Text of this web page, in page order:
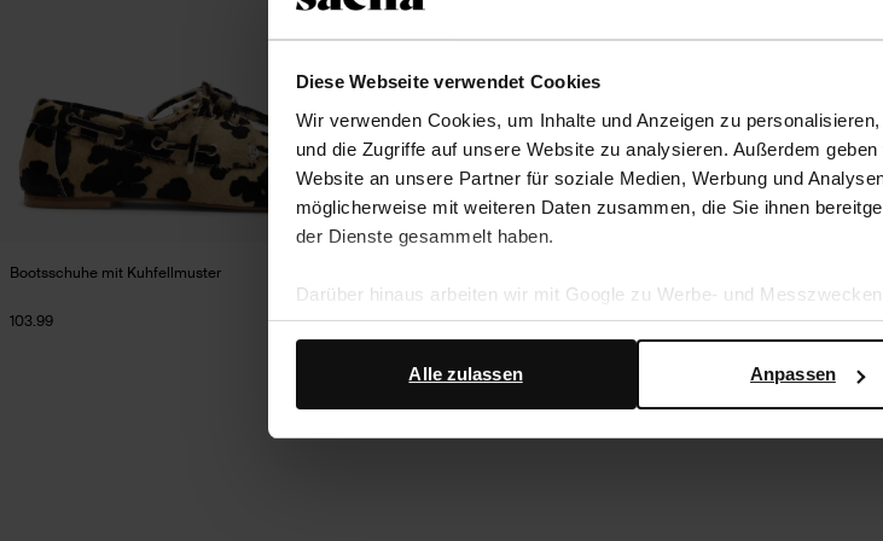
Diese Webseite verwendet Cookies
Wir verwenden Cookies, um Inhalte und Anzeigen zu
und die Zugriffe auf unsere Website zu analysieren. Außerdem
Website an unsere Partner für soziale Medien, Werbung und
möglicherweise mit weiteren Daten zusammen, die Sie ihnen
der Dienste gesammelt haben.
Darüber hinaus arbeiten wir mit Google zu Werbe- und
Google Ihre personenbezogenen Daten verwendet, finden Sie auf der
Anpassen
Alle zulassen
Bootsschuhe mit Kuhfellmuster
103.99